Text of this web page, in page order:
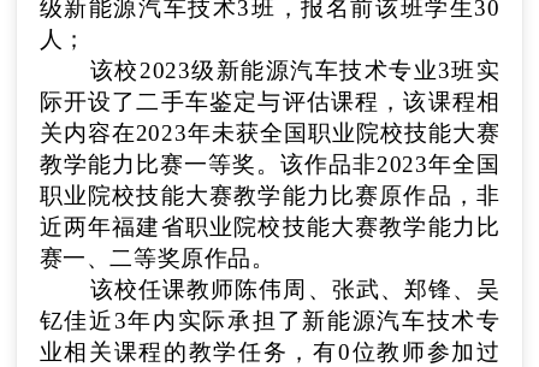
级新能源汽车技术3班 ，报名前该班学生30
人 ；
该校2023级新能源汽车技术专业3班实
际开设了二手车鉴定与评估课程，该课程相
关内容在2023年未获全国职业院校技能大赛
教学能力比赛一等奖。该作品非2023年全国
职业院校技能大赛教学能力比赛原作品，非
近两年福建省职业院校技能大赛教学能力比
赛一、二等奖原作品。
该校任课教师陈伟周、张武、郑锋、吴
钇佳近3年内实际承担了 新能源汽车技术专
业相关课程的教学任务，有0位教师参加过